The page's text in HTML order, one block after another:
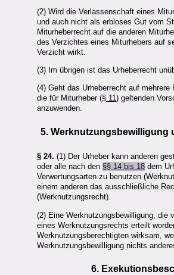
(2) Wird die Verlassenschaft eines
und auch nicht als erbloses Gut vom
Miturheberrecht auf die anderen
des Verzichtes eines Miturhebers auf
Verzicht wirkt.
(3) Im übrigen ist das Urheberrecht
(4) Geht das Urheberrecht auf
die für Miturheber (§ 11) geltenden
anzuwenden.
5.
§ 24. (1) Der Urheber kann anderen
oder alle nach den §§ 14 bis 18 dem
Verwertungsarten zu benutzen
einem anderen das ausschließliche
(Werknutzungsrecht).
(2) Eine Werknutzungsbewilligung, die
eines Werknutzungsrechts erteilt
Werknutzungsberechtigten wirksam,
Werknutzungsbewilligung nichts
6.